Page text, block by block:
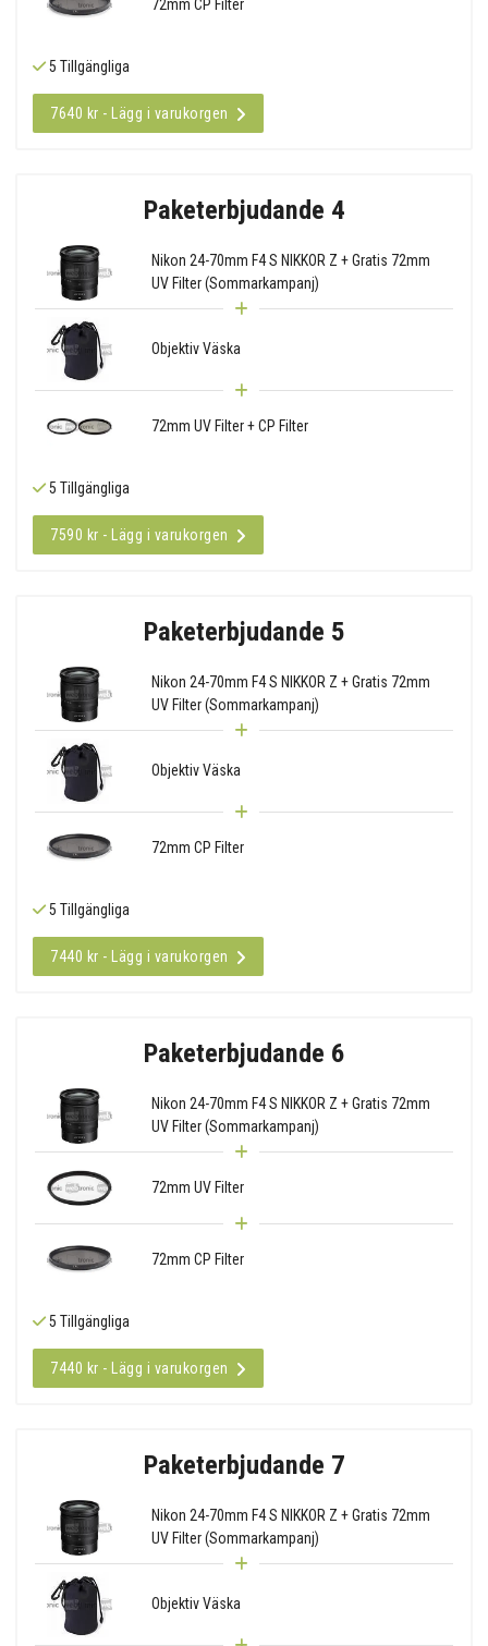
72mm CP Filter
5 Tillgängliga
7640 kr - Lägg i varukorgen
Paketerbjudande 4
Nikon 24-70mm F4 S NIKKOR Z + Gratis 72mm
UV Filter (Sommarkampanj)
Objektiv Väska
72mm UV Filter + CP Filter
5 Tillgängliga
7590 kr - Lägg i varukorgen
Paketerbjudande 5
Nikon 24-70mm F4 S NIKKOR Z + Gratis 72mm
UV Filter (Sommarkampanj)
Objektiv Väska
72mm CP Filter
5 Tillgängliga
7440 kr - Lägg i varukorgen
Paketerbjudande 6
Nikon 24-70mm F4 S NIKKOR Z + Gratis 72mm
UV Filter (Sommarkampanj)
72mm UV Filter
72mm CP Filter
5 Tillgängliga
7440 kr - Lägg i varukorgen
Paketerbjudande 7
Nikon 24-70mm F4 S NIKKOR Z + Gratis 72mm
UV Filter (Sommarkampanj)
Objektiv Väska